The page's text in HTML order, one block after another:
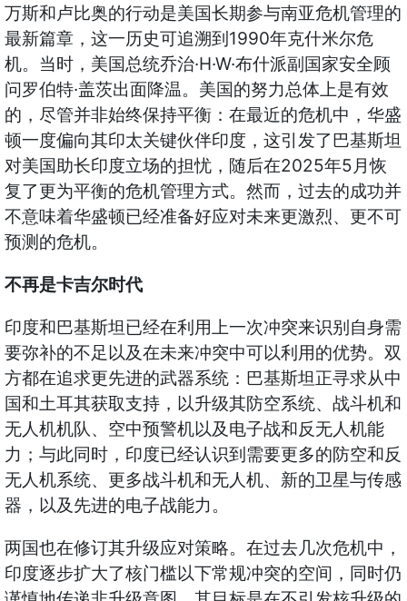
万斯和卢比奥的行动是美国长期参与南亚危机管理的
最新篇章，这一历史可追溯到 1990年克什米尔危
机。当时，美国总统乔治·H·W·布什派副国家安全顾
问罗伯特·盖茨出面降温。美国的努力总体上是有效
的，尽管并非始终保持平衡：在最近的危机中，华盛
顿一度偏向其印太关键伙伴印度，这引发了巴基斯坦
对美国助长印度立场的担忧，随后在2025年5 月恢
复了更为平衡的危机管理方式。然而，过去的成功并
不意味着华盛顿已经准备好应对未来更激烈、更不可
预测的危机。
不再是卡吉尔时代
印度和巴基斯坦已经在利用上一次冲突来识别自身需
要弥补的不足以及在未来冲突中可以利用的优势。双
方都在追求更先进的武器系统：巴基斯坦正寻求从中
国和土耳其获取支持，以升级其防空系统、战斗机和
无人机机队、空中预警机以及电子战和反无人机能
力；与此同时，印度已经认识到需要更多的防空和反
无人机系统、更多战斗机和无人机、新的卫星与传感
器，以及先进的电子战能力。
两国也在修订其升级应对策略。在过去几次危机中，
印度逐步扩大了核门槛以下常规冲突的空间，同时仍